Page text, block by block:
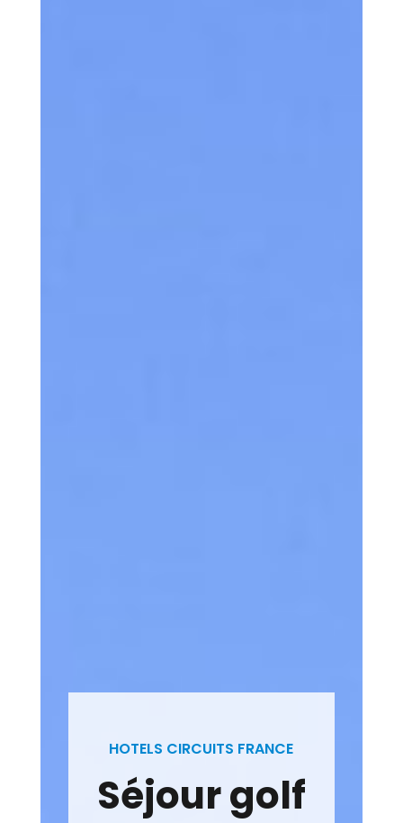
HOTELS CIRCUITS FRANCE
Séjour golf